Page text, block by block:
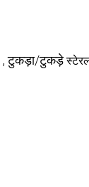
, टुकड़ा/टुकड़े